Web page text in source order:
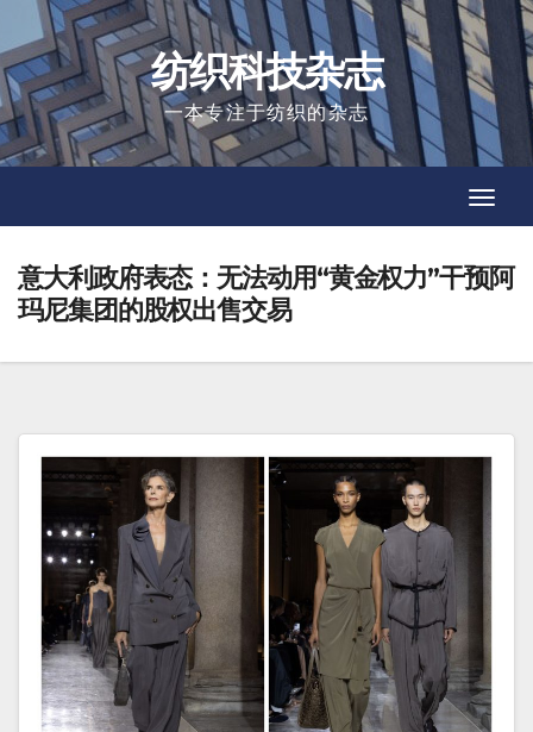
to
content
纺织科技杂志
一本专注于纺织的杂志
意大利政府表态：无法动用“黄金权力”干预阿
玛尼集团的股权出售交易